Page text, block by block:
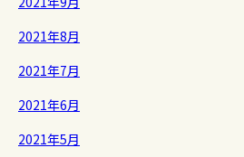
2021年8月
2021年7月
2021年6月
2021年5月